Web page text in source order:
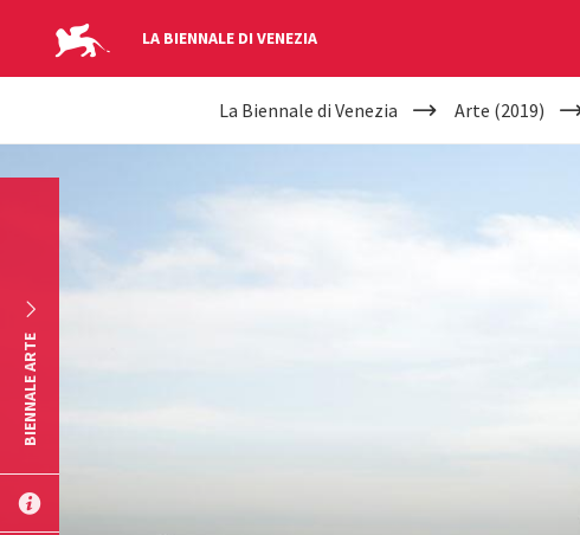
LA BIENNALE DI VENEZIA
YOUR
ARE
HERE
La Biennale di Venezia Arte (2019)
BIENNALE ARTE